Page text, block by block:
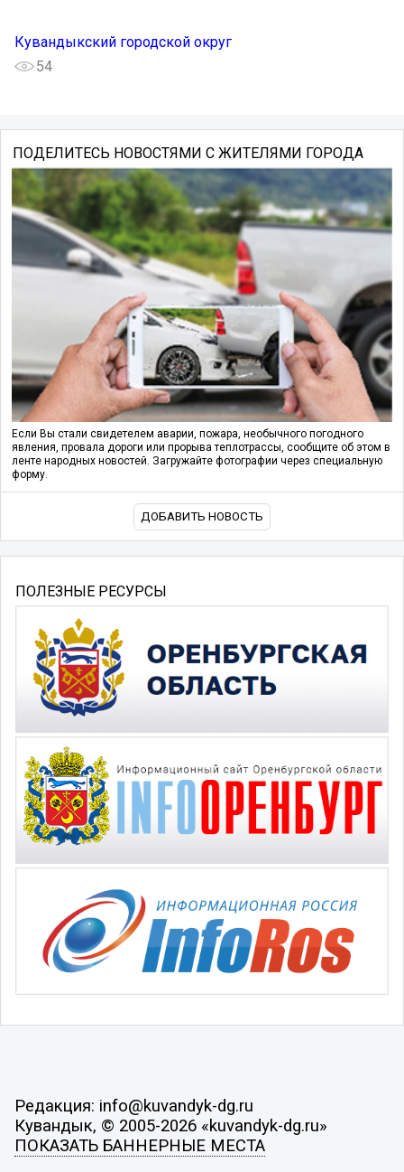
Кувандыкский городской округ
54
ПОДЕЛИТЕСЬ НОВОСТЯМИ С ЖИТЕЛЯМИ ГОРОДА
Если Вы стали свидетелем аварии, пожара, необычного погодного
явления, провала дороги или прорыва теплотрассы, сообщите об этом в
ленте народных новостей. Загружайте фотографии через специальную
форму.
ДОБАВИТЬ НОВОСТЬ
ПОЛЕЗНЫЕ РЕСУРСЫ
Редакция: info@kuvandyk-dg.ru
Кувандык, © 2005-2026 «kuvandyk-dg.ru»
ПОКАЗАТЬ БАННЕРНЫЕ МЕСТА